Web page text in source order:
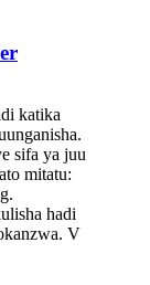
katika
sifa ya juu
mitatu:
hadi
V